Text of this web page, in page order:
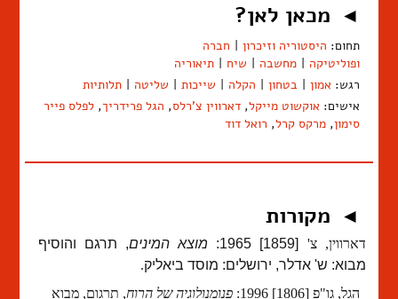
◄ מכאן לאן?
תחום: היסטוריה וזיכרון | חברה
ופוליטיקה | מחשבה | שיח | תיאוריה
רגש: אמון | בטחון | הקלה | שייכות | שליטה | תלותיות
אישים: אוקשוט מייקל, דארווין צ'רלס, הגל פרידריך, לפלס פייר
סימון, מרקס קרל, רואל דוד
◄ מקורות
דארווין, צ' [1859] 1965: מוצא המינים, תרגם והוסיף
מבוא: ש' אדלר, ירושלים: מוסד ביאליק.
הגל, גו"פ [1806] 1996:
פנומנולוגיה של הרוח, תרגום, מבוא